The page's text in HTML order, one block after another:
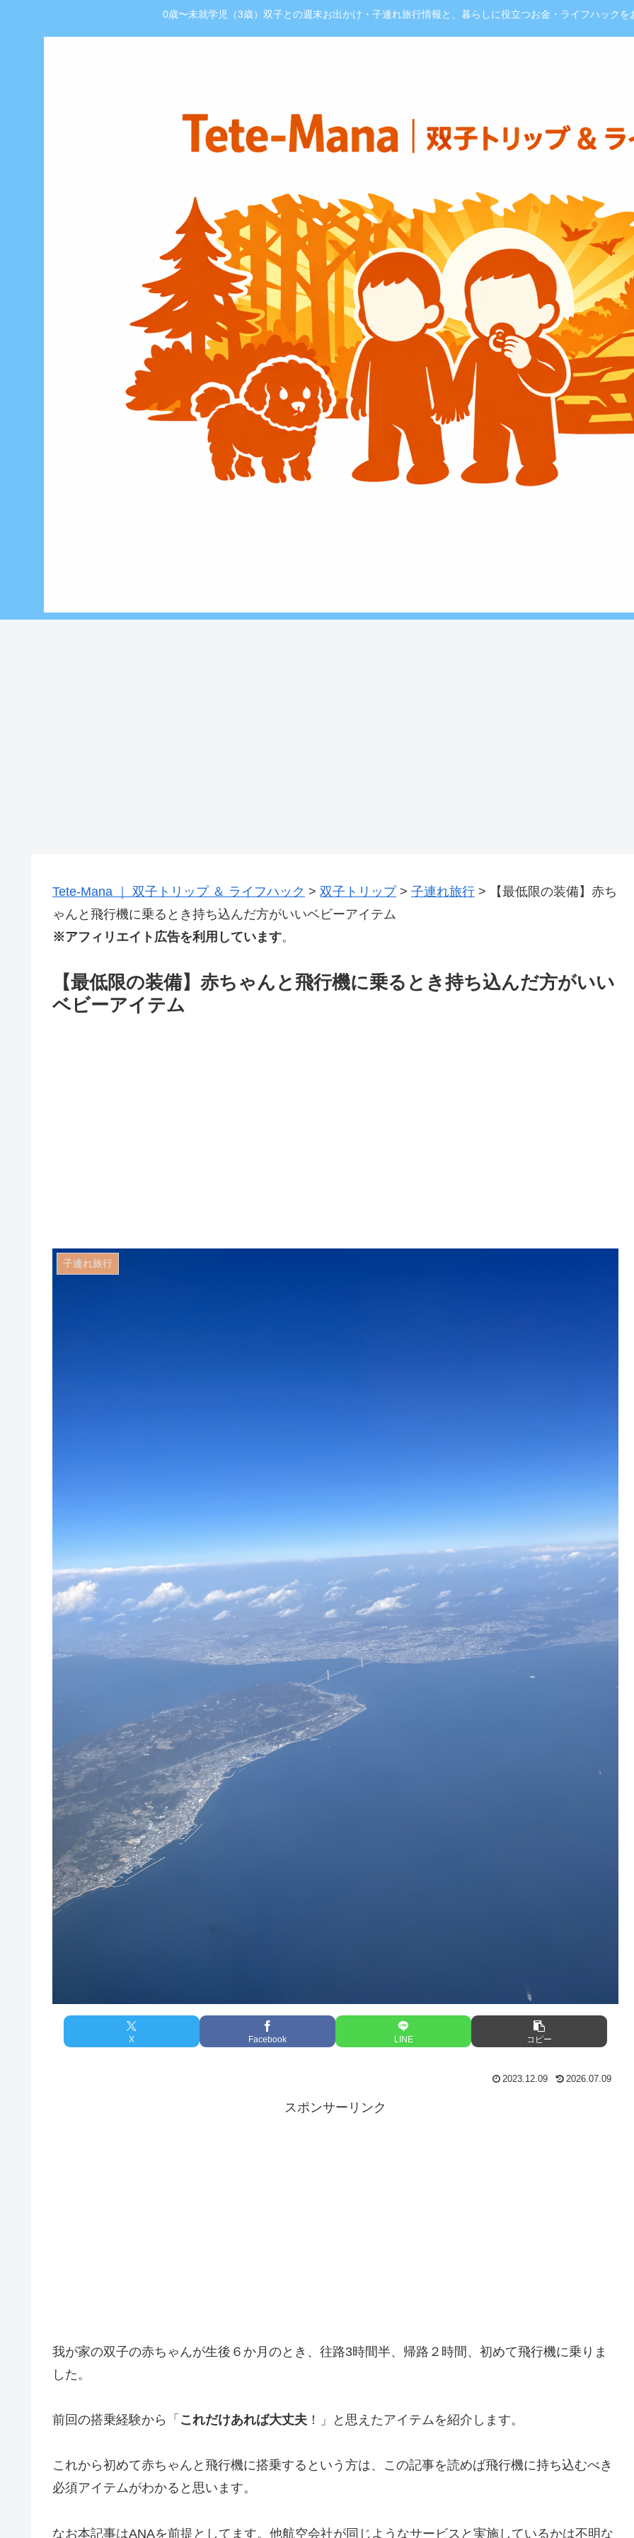
0歳〜未就学児（3歳）双子との週末お出かけ・子連れ旅行情報と、暮らしに役立つお金・ライフハックを
Tete-Mana ｜ 双子トリップ ＆ ライフハック > 双子トリップ> 子連れ旅行 >
【最低限の装備】赤ち
ゃんと飛行機に乗るとき持ち込んだ方がいいベビーアイテム
※アフィリエイト広告を利用しています。
【最低限の装備】赤ちゃんと飛行機に乗るとき持ち込んだ方がいい
ベビーアイテム
子連れ旅行
X Facebook LINE コピー
2023.12.09 2026.07.09
スポンサーリンク
我が家の双子の赤ちゃんが生後６か月のとき、往路3時間半、帰路２時間、初めて飛行機に乗りま
した。
前回の搭乗経験から「 これだけあれば大丈夫 ！」と思えたアイテムを紹介します。
これから初めて赤ちゃんと飛行機に搭乗するという方は、この記事を読めば飛行機に持ち込むべき
必須アイテムがわかると思います。
なお本記事はANAを前提としてます。他航空会社が同じようなサービスと実施しているかは不明な